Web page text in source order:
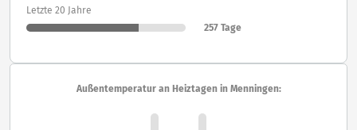
Letzte 20 Jahre
257 Tage
Außentemperatur an Heiztagen in Menningen: